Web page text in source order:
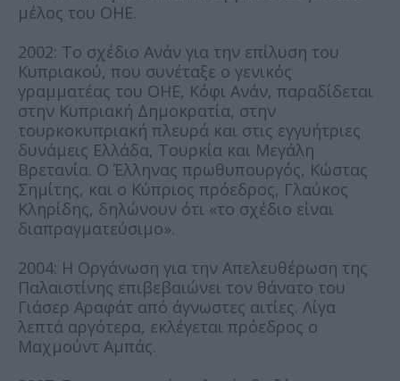
μέλος του ΟΗΕ.
2002: Το σχέδιο Ανάν για την επίλυση του
Κυπριακού, που συνέταξε ο γενικός
γραμματέας του ΟΗΕ, Κόφι Ανάν, παραδίδεται
στην Κυπριακή Δημοκρατία, στην
τουρκοκυπριακή πλευρά και στις εγγυήτριες
δυνάμεις Ελλάδα, Τουρκία και Μεγάλη
Βρετανία. Ο Έλληνας πρωθυπουργός, Κώστας
Σημίτης, και ο Κύπριος πρόεδρος, Γλαύκος
Κληρίδης, δηλώνουν ότι «το σχέδιο είναι
διαπραγματεύσιμο».
2004: Η Οργάνωση για την Απελευθέρωση της
Παλαιστίνης επιβεβαιώνει τον θάνατο του
Γιάσερ Αραφάτ από άγνωστες αιτίες. Λίγα
λεπτά αργότερα, εκλέγεται πρόεδρος ο
Μαχμούντ Αμπάς.